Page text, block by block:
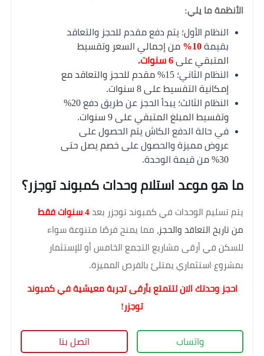
الأنظمة ما يلي:
النظام الأول؛ يتم دفع مقدم للحجز والتعاقد
بقيمة
من إجمالي السعر وتقسيط
المتبقي على 6 سنوات.
النظام الثاني؛
15% مقدم للحجز والتعاقد مع
إمكانية التقسيط على 8 سنوات.
النظام الثالث؛ يبدأ الحجز عن طريق دفع
20%
وتقسيط المبلغ المتبقي على 9 سنوات.
في حالة الدفع الكاش يتم الحصول على
عروض مميزة والحصول على خصم يصل حتى
30% م
ن قيمة الوحدة.
ما هو موعد استلام وحدات كمبوند توجزر؟
يتم تسليم الوحدات في كمبوند توجزر بعد 4 سنوات فقط
من تاريخ التعاقد والحجز، مما يمنح فرصًا متنوعة سواء
للسكن في أرقى مشاريع التجمع الخامس أو للإستثمار
بمشروع استثماري يمتلئ بالفرص المميزة.
احجز وحدتك الان لتتمتع بأرقى تجربة معيشية في كمبوند
توجزر!
واتساب اتصل بنا